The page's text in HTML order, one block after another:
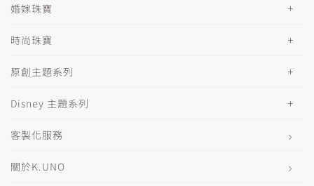
婚嫁珠寶
時尚珠寶
原創主題系列
Disney 主題系列
客製化服務
關於K.UNO